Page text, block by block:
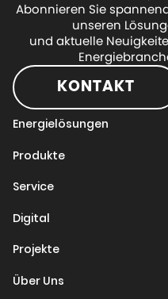
Abonnieren Sie
unseren
und aktuelle
KONTAKT
Energielösungen
Produkte
Service
Digital
Projekte
Über Uns